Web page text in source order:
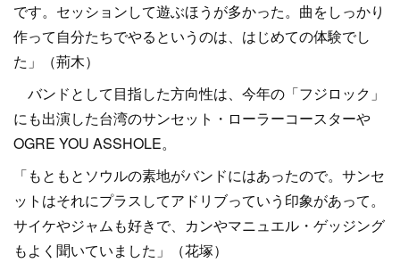
です。セッションして遊ぶほうが多かった。曲をしっかり
作って自分たちでやるというのは、はじめての体験でし
た」（荊木）
バンドとして目指した方向性は、今年の「フジロック」
にも出演した台湾のサンセット・ローラーコースターや
OGRE YOU ASSHOLE。
「もともとソウルの素地がバンドにはあったので。サンセ
ットはそれにプラスしてアドリブっていう印象があって。
サイケやジャムも好きで、カンやマニュエル・ゲッジング
もよく聞いていました」（花塚）